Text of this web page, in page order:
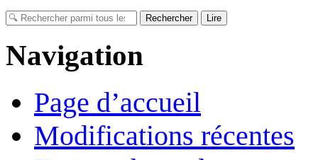
Navigation
Page d’accueil
Modifications récentes